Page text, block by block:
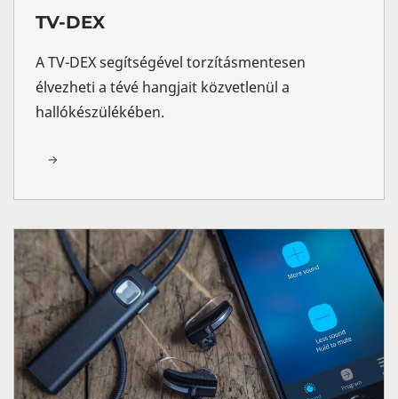
TV-DEX
A TV-DEX segítségével torzításmentesen
élvezheti a tévé hangjait közvetlenül a
hallókészülékében.